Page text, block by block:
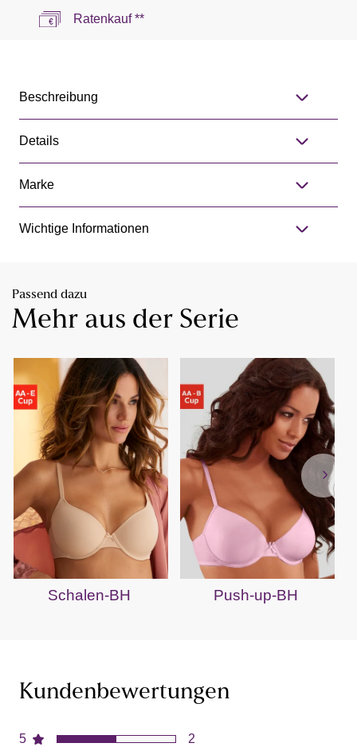
Ratenkauf **
Beschreibung
Details
Marke
Wichtige Informationen
Passend dazu
Mehr aus der Serie
Schalen-BH Push-up-BH
Kundenbewertungen
5
2